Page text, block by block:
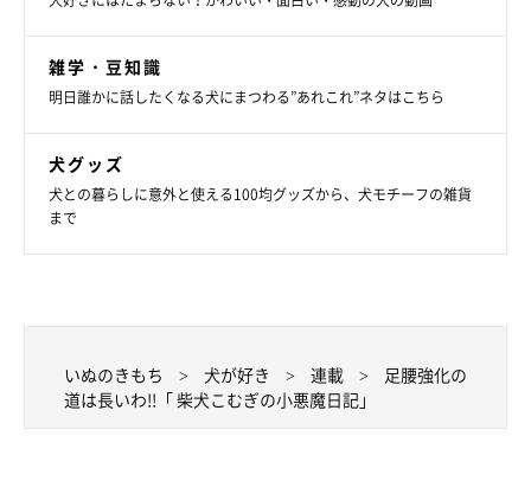
雑学・豆知識
明日誰かに話したくなる犬にまつわる”あれこれ”ネタはこちら
犬グッズ
犬との暮らしに意外と使える100均グッズから、犬モチーフの雑貨
まで
いぬのきもち 犬が好き 連載
足腰強化の
道は長いわ!!「 柴犬こむぎの小悪魔日記」